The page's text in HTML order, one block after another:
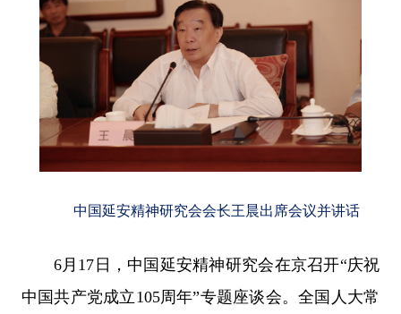
中国延安精神研究会会长王晨出席会议并讲话
6月17日，中国延安精神研究会在京召开“庆祝
中国共产党成立105周年”专题座谈会。全国人大常